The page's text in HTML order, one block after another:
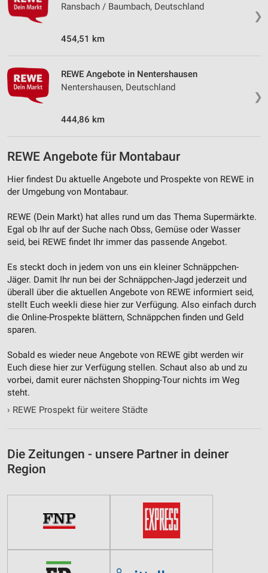
❯
Ransbach / Baumbach, Deutschland
454,51 km
❯
REWE Angebote in Nentershausen
Nentershausen, Deutschland
444,86 km
REWE Angebote für Montabaur
Hier findest Du aktuelle Angebote und Prospekte von REWE in
der Umgebung von Montabaur.
REWE (Dein Markt) hat alles rund um das Thema Supermärkte.
Egal ob Ihr auf der Suche nach Obss, Gemüse oder Wasser
seid, bei REWE findet Ihr immer das passende Angebot.
Es steckt doch in jedem von uns ein kleiner Schnäppchen-
Jäger. Damit Ihr nun bei der Schnäppchen-Jagd jederzeit und
überall über die aktuellen Angebote von REWE informiert seid,
stellt Euch weekli diese hier zur Verfügung. Also einfach durch
die Online-Prospekte blättern, Schnäppchen finden und Geld
sparen.
Sobald es wieder neue Angebote von REWE gibt werden wir
Euch diese hier zur Verfügung stellen. Schaut also ab und zu
vorbei, damit eurer nächsten Shopping-Tour nichts im Weg
steht.
› REWE Prospekt für weitere Städte
Die Zeitungen - unsere Partner in deiner
Region